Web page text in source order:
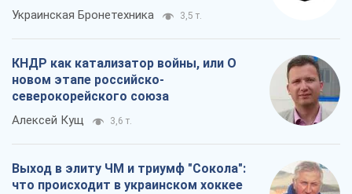
Украинская Бронетехника 3,5 т.
КНДР как катализатор войны, или О
новом этапе российско-
северокорейского союза
Алексей Кущ 3,6 т.
Выход в элиту ЧМ и триумф "Сокола":
что происходит в украинском хоккее